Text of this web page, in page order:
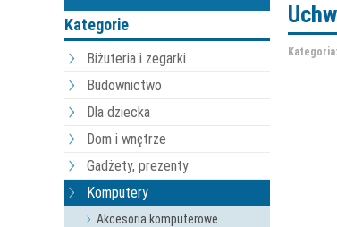
Kategorie
Biżuteria i zegarki
Budownictwo
Dla dziecka
Dom i wnętrze
Gadżety, prezenty
Komputery
Akcesoria komputerowe
Kategoria: